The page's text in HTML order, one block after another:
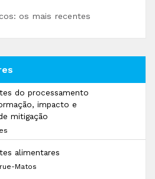
os mais recentes
do processamento
impacto e
mitigação
alimentares
Matos